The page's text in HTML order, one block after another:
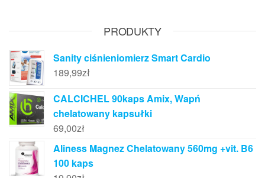
PRODUKTY
Sanity ciśnieniomierz Smart Cardio
189,99zł
CALCICHEL 90kaps Amix, Wapń
chelatowany kapsułki
69,00zł
Aliness Magnez Chelatowany 560mg +vit. B6
100 kaps